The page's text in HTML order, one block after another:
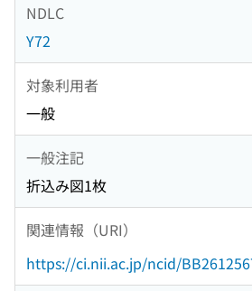
NDLC
Y72
対象利用者
一般
一般注記
折込み図1枚
関連情報（URI）
https://ci.nii.ac.jp/ncid/